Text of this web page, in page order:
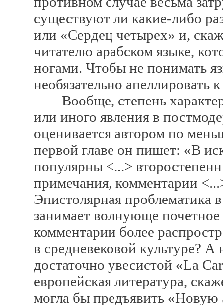
существуют ли какие-либо
или «Сердец четырех» и,
читателю арабском языке,
ногами. Чтобы не понимать
необязательно апеллировать
Вообще, степень
или иного явления в
оценивается автором по
первой главе он пишет: «В
популярны <...>
примечания, комментарии
Эпистолярная проблематика
занимает волнующе
комментарии более
в средневековой культуре?
достаточно увесистой «La
европейская литература,
могла бы предъявить